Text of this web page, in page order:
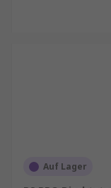
Auf Lager